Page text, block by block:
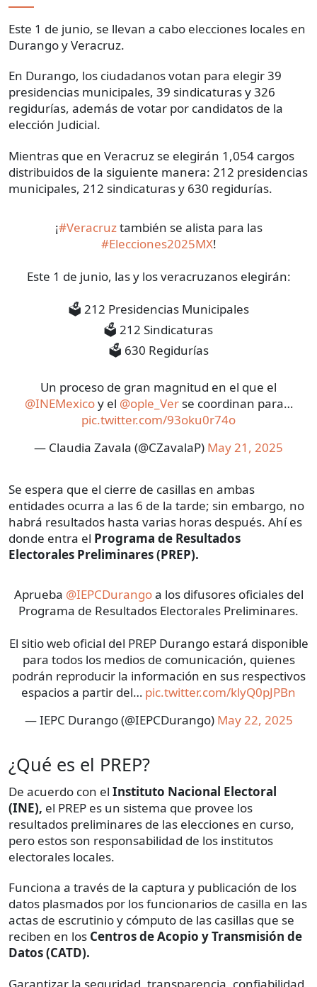
Este 1 de junio, se llevan a cabo elecciones locales en
Durango y Veracruz.
En Durango, los ciudadanos votan para elegir 39
presidencias municipales, 39 sindicaturas y 326
regidurías, además de votar por candidatos de la
elección Judicial.
Mientras que en Veracruz se elegirán 1,054 cargos
distribuidos de la siguiente manera: 212 presidencias
municipales, 212 sindicaturas y 630 regidurías.
¡#Veracruztambién se alista para las
#Elecciones2025MX!
Este 1 de junio, las y los veracruzanos elegirán:
🗳 212 Presidencias Municipales
🗳 212 Sindicaturas
🗳 630 Regidurías
Un proceso de gran magnitud en el que el
@INEMexicoy el @ople_Verse coordinan para…
pic.twitter.com/93oku0r74o
— Claudia Zavala (@CZavalaP) May 21, 2025
Se espera que el cierre de casillas en ambas
entidades ocurra a las 6 de la tarde; sin embargo, no
habrá resultados hasta varias horas después. Ahí es
donde entra el Programa de Resultados
Electorales Preliminares (PREP).
Aprueba @IEPCDurangoa los difusores oficiales del
Programa de Resultados Electorales Preliminares.
El sitio web oficial del PREP Durango estará disponible
para todos los medios de comunicación, quienes
podrán reproducir la información en sus respectivos
espacios a partir del… pic.twitter.com/klyQ0pJPBn
— IEPC Durango (@IEPCDurango) May 22, 2025
¿Qué es el PREP?
De acuerdo con el Instituto Nacional Electoral
(INE), el PREP es un sistema que provee los
resultados preliminares de las elecciones en curso,
pero estos son responsabilidad de los institutos
electorales locales.
Funciona a través de la captura y publicación de los
datos plasmados por los funcionarios de casilla en las
actas de escrutinio y cómputo de las casillas que se
reciben en los Centros de Acopio y Transmisión de
Datos (CATD).